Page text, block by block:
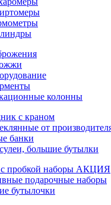
колонны
с краном
от
банки
большие бутылки
с пробкой наборы АКЦИЯ
подарочные наборы
бутылочки